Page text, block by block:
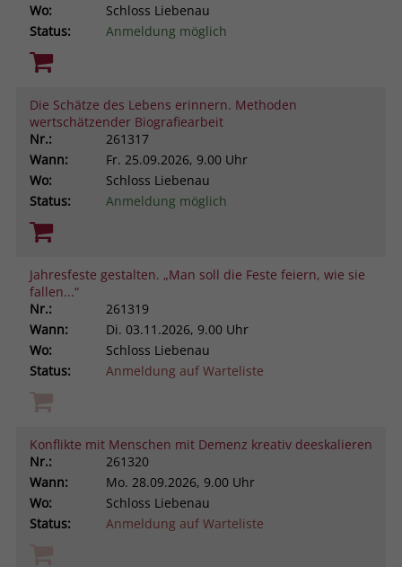
Wo:
Schloss Liebenau
Status:
Anmeldung möglich
Die Schätze des Lebens erinnern. Methoden
wertschätzender Biografiearbeit
Nr.:
261317
Wann:
Fr. 25.09.2026, 9.00 Uhr
Wo:
Schloss Liebenau
Status:
Anmeldung möglich
Jahresfeste gestalten. „Man soll die Feste feiern, wie sie
fallen...“
Nr.:
261319
Wann:
Di. 03.11.2026, 9.00 Uhr
Wo:
Schloss Liebenau
Status:
Anmeldung auf Warteliste
Konflikte mit Menschen mit Demenz kreativ deeskalieren
Nr.:
261320
Wann:
Mo. 28.09.2026, 9.00 Uhr
Wo:
Schloss Liebenau
Status:
Anmeldung auf Warteliste